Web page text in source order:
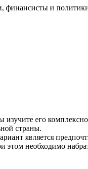
финансисты и
изучите его
страны.
является
этом необходимо